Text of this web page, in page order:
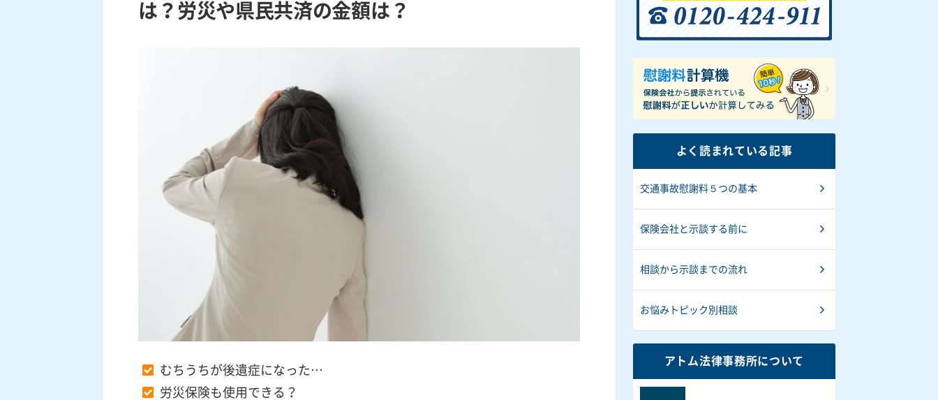
は？労災や県民共済の金額は？
むちうちが後遺症になった…
労災保険も使用できる？
よく読まれている記事
交通事故慰謝料５つの基本
保険会社と示談する前に
相談から示談までの流れ
お悩みトピック別相談
アトム法律事務所について